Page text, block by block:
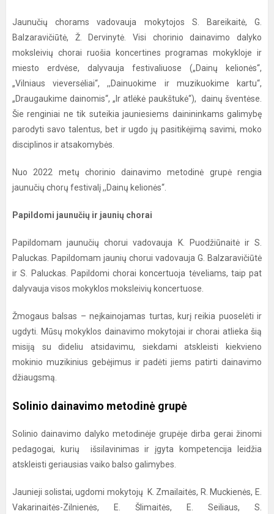
Jaunučių chorams vadovauja mokytojos S. Bareikaitė, G.
Balzaravičiūtė, Ž. Dervinytė. Visi chorinio dainavimo dalyko
moksleivių chorai ruošia koncertines programas mokykloje ir
miesto erdvėse, dalyvauja festivaliuose („Dainų kelionės“,
„Vilniaus vieversėliai“, ,,Dainuokime ir muzikuokime kartu“,
„Draugaukime dainomis“, „Ir atlėkė paukštukė“), dainų šventėse.
Šie renginiai ne tik suteikia jauniesiems dainininkams galimybę
parodyti savo talentus, bet ir ugdo jų pasitikėjimą savimi, moko
disciplinos ir atsakomybės.
Nuo 2022 metų chorinio dainavimo metodinė grupė rengia
jaunučių chorų festivalį ,,Dainų kelionės“.
Papildomi jaunučių ir jaunių chorai
Papildomam jaunučių chorui vadovauja K. Puodžiūnaitė ir S.
Paluckas. Papildomam jaunių chorui vadovauja G. Balzaravičiūtė
ir S. Paluckas. Papildomi chorai koncertuoja tėveliams, taip pat
dalyvauja visos mokyklos moksleivių koncertuose.
Žmogaus balsas – neįkainojamas turtas, kurį reikia puoselėti ir
ugdyti. Mūsų mokyklos dainavimo mokytojai ir chorai atlieka šią
misiją su dideliu atsidavimu, siekdami atskleisti kiekvieno
mokinio muzikinius gebėjimus ir padėti jiems patirti dainavimo
džiaugsmą.
Solinio dainavimo metodinė grupė
Solinio dainavimo dalyko metodinėje grupėje dirba gerai žinomi
pedagogai, kurių išsilavinimas ir įgyta kompetencija leidžia
atskleisti geriausias vaiko balso galimybes.
Jaunieji solistai, ugdomi mokytojų K. Zmailaitės, R. Muckienės, E.
Vakarinaitės-Zilnienės, E. Šlimaitės, E. Seiliaus, S.